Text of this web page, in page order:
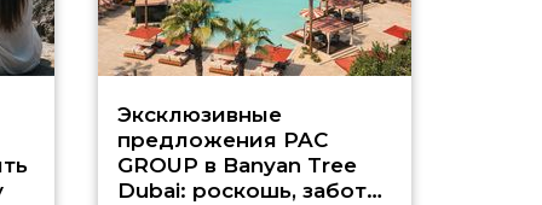
Эксклюзивные
предложения PAC
GROUP в Banyan Tree
Dubai: роскошь, забота